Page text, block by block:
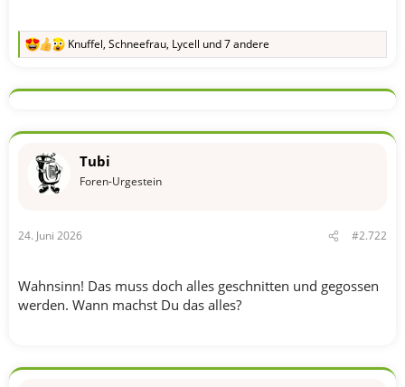
R
k
o
Knuffel, Schneefrau, Lycell und 7 andere
Tubi
Foren-Urgestein
24. Juni 2026 #2.722
Wahnsinn! Das muss doch alles geschnitten und gegossen
werden. Wann machst Du das alles?